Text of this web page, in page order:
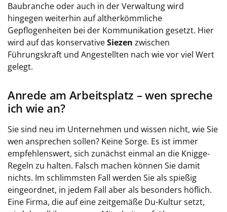
Baubranche oder auch in der Verwaltung wird
hingegen weiterhin auf altherkömmliche
Gepflogenheiten bei der Kommunikation gesetzt. Hier
wird auf das konservativeSiezen zwischen
Führungskraft und Angestellten nach wie vor viel Wert
gelegt.
Anrede am Arbeitsplatz – wen spreche
ich wie an?
Sie sind neu im Unternehmen und wissen nicht, wie Sie
wen ansprechen sollen? Keine Sorge. Es ist immer
empfehlenswert, sich zunächst einmal an die Knigge-
Regeln zu halten. Falsch machen können Sie damit
nichts. Im schlimmsten Fall werden Sie als spießig
eingeordnet, in jedem Fall aber als besonders höflich.
Eine Firma, die auf eine zeitgemäße Du-Kultur setzt,